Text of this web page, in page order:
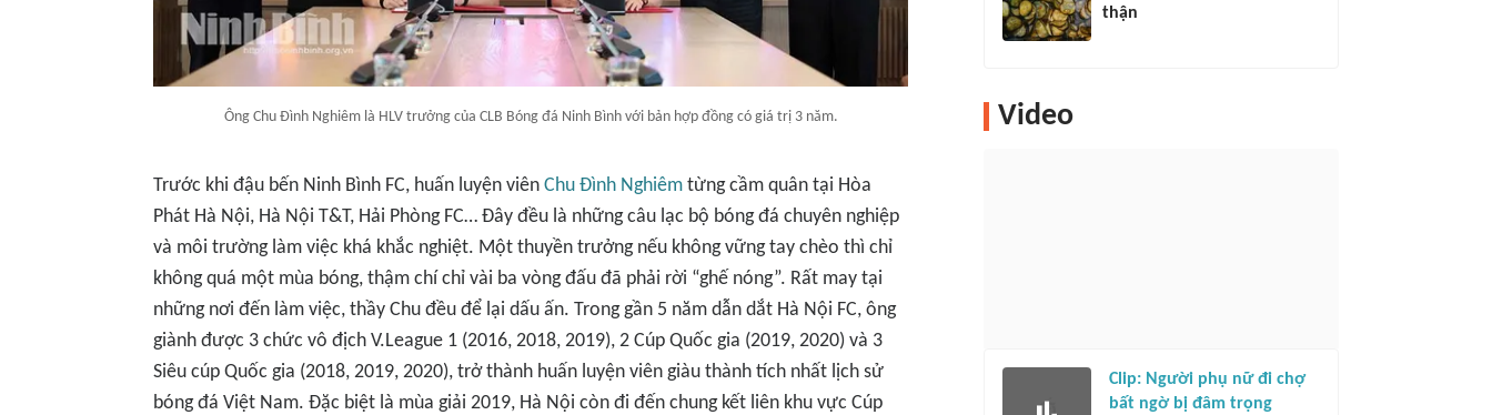
Ông Chu Đình Nghiêm là HLV trưởng của CLB Bóng đá Ninh Bình với bản hợp đồng có giá trị 3 năm.
Trước khi đậu bến Ninh Bình FC, huấn luyện viên Chu Đình Nghiêm từng cầm quân tại Hòa
Phát Hà Nội, Hà Nội T&T, Hải Phòng FC… Đây đều là những câu lạc bộ bóng đá chuyên nghiệp
và môi trường làm việc khá khắc nghiệt. Một thuyền trưởng nếu không vững tay chèo thì chỉ
không quá một mùa bóng, thậm chí chỉ vài ba vòng đấu đã phải rời “ghế nóng”. Rất may tại
những nơi đến làm việc, thầy Chu đều để lại dấu ấn. Trong gần 5 năm dẫn dắt Hà Nội FC, ông
giành được 3 chức vô địch V.League 1 (2016, 2018, 2019), 2 Cúp Quốc gia (2019, 2020) và 3
Siêu cúp Quốc gia (2018, 2019, 2020), trở thành huấn luyện viên giàu thành tích nhất lịch sử
bóng đá Việt Nam. Đặc biệt là mùa giải 2019, Hà Nội còn đi đến chung kết liên khu vực Cúp
thận
Video
Clip: Người phụ nữ đi chợ
bất ngờ bị đâm trọng